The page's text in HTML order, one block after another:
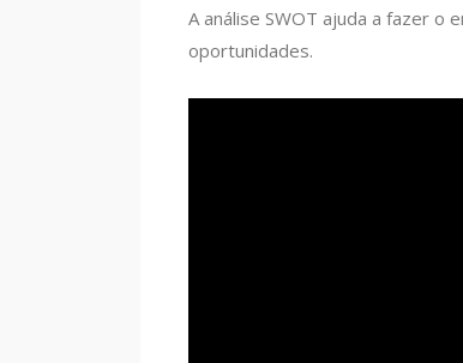
A análise SWOT ajuda a fazer
oportunidades.